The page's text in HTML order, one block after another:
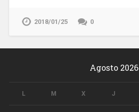
2018/01/25 0
Agosto 2026
L M X J